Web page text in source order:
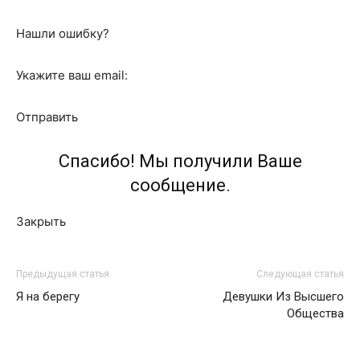
Нашли ошибку?
Укажите ваш email:
Отправить
Спасибо! Мы получили Ваше
сообщение.
Закрыть
Предыдущая статья
Я на берегу
Следующая статья
Девушки Из Высшего
Общества